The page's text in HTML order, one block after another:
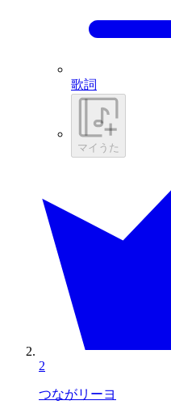
歌詞
マイうた
2
つながリーヨ